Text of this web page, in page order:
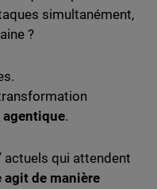
simultanément,
?
agentique.
actuels qui attendent
agit de manière